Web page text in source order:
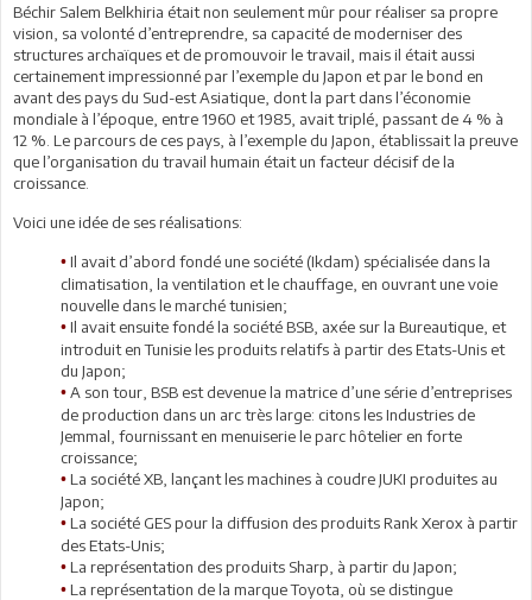
Béchir Salem Belkhiria était non seulement mûr pour réaliser sa propre
vision, sa volonté d’entreprendre, sa capacité de moderniser des
structures archaïques et de promouvoir le travail, mais il était aussi
certainement impressionné par l’exemple du Japon et par le bond en
avant des pays du Sud-est Asiatique, dont la part dans l’économie
mondiale à l’époque, entre 1960 et 1985, avait triplé, passant de 4 % à
12 %. Le parcours de ces pays, à l’exemple du Japon, établissait la preuve
que l’organisation du travail humain était un facteur décisif de la
croissance.
Voici une idée de ses réalisations:
• Il avait d’abord fondé une société (Ikdam) spécialisée dans la
climatisation, la ventilation et le chauffage, en ouvrant une voie
nouvelle dans le marché tunisien;
• Il avait ensuite fondé la société BSB, axée sur la Bureautique, et
introduit en Tunisie les produits relatifs à partir des Etats-Unis et
du Japon;
• A son tour, BSB est devenue la matrice d’une série d’entreprises
de production dans un arc très large: citons les Industries de
Jemmal, fournissant en menuiserie le parc hôtelier en forte
croissance;
• La société XB, lançant les machines à coudre JUKI produites au
Japon;
• La société GES pour la diffusion des produits Rank Xerox à partir
des Etats-Unis;
• La représentation des produits Sharp, à partir du Japon;
• La représentation de la marque Toyota, où se distingue